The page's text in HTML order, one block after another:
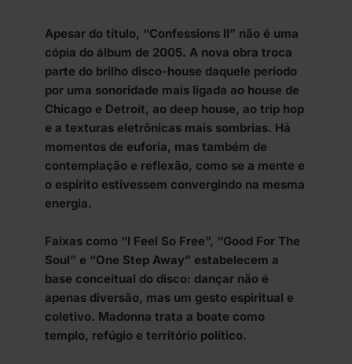
Apesar do título, “Confessions II” não é uma
cópia do álbum de 2005. A nova obra troca
parte do brilho disco-house daquele período
por uma sonoridade mais ligada ao house de
Chicago e Detroit, ao deep house, ao trip hop
e a texturas eletrônicas mais sombrias. Há
momentos de euforia, mas também de
contemplação e reflexão, como se a mente e
o espírito estivessem convergindo na mesma
energia.
Faixas como “I Feel So Free”, “Good For The
Soul” e “One Step Away” estabelecem a
base conceitual do disco: dançar não é
apenas diversão, mas um gesto espiritual e
coletivo. Madonna trata a boate como
templo, refúgio e território político.